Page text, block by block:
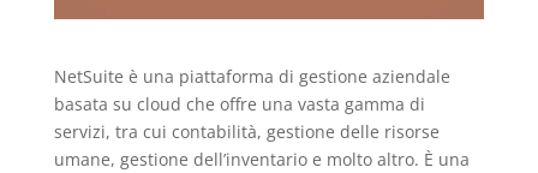
NetSuite è una piattaforma di gestione aziendale
basata su cloud che offre una vasta gamma di
servizi, tra cui contabilità, gestione delle risorse
umane, gestione dell’inventario e molto altro. È una